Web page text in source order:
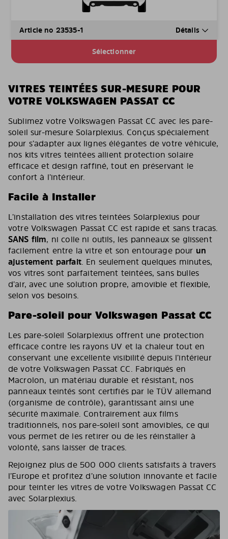
Article no 23535-1 Détails
Sélectionner
VITRES TEINTÉES SUR-MESURE POUR
VOTRE VOLKSWAGEN PASSAT CC
Sublimez votre Volkswagen Passat CC avec les pare-
soleil sur-mesure Solarplexius. Conçus spécialement
pour s’adapter aux lignes élégantes de votre véhicule,
nos kits vitres teintées allient protection solaire
efficace et design raffiné, tout en préservant le
confort à l’intérieur.
Facile à Installer
L’installation des vitres teintées Solarplexius pour
votre Volkswagen Passat CC est rapide et sans tracas.
SANS film, ni colle ni outils, les panneaux se glissent
facilement entre la vitre et son entourage pour un
ajustement parfait. En seulement quelques minutes,
vos vitres sont parfaitement teintées, sans bulles
d’air, avec une solution propre, amovible et flexible,
selon vos besoins.
Pare-soleil pour Volkswagen Passat CC
Les pare-soleil Solarplexius offrent une protection
efficace contre les rayons UV et la chaleur tout en
conservant une excellente visibilité depuis l’intérieur
de votre Volkswagen Passat CC. Fabriqués en
Macrolon, un matériau durable et résistant, nos
panneaux teintés sont certifiés par le TÜV allemand
(organisme de contrôle), garantissant ainsi une
sécurité maximale. Contrairement aux films
traditionnels, nos pare-soleil sont amovibles, ce qui
vous permet de les retirer ou de les réinstaller à
volonté, sans laisser de traces.
Rejoignez plus de 500 000 clients satisfaits à travers
l’Europe et profitez d’une solution innovante et facile
pour teinter les vitres de votre Volkswagen Passat CC
avec Solarplexius.